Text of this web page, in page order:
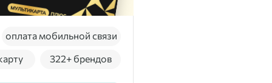
оплата мобильной связи
322+ брендов